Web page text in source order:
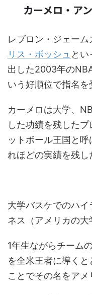
カーメロ・ア
レブロン・ジェーム
リス・ボッシュ と
出した2003年の
いう好順位で指名を
カーメロは大学、
した功績を残した
ットボール王国と
れほどの実績を残し
大学バスケでのハ
ネス（アメリカの大
1年生ながらチーム
を全米王者に導く
ことでその名をアメ